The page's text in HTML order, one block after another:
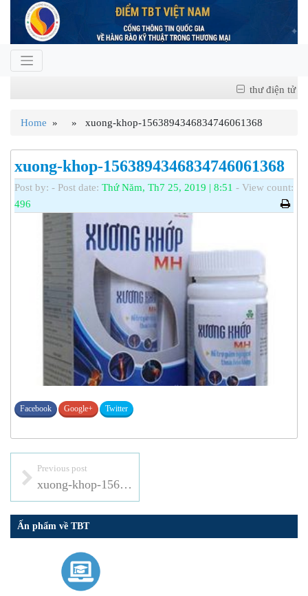
thư điện tử
Home » » xuong-khop-1563894346834746061368
xuong-khop-1563894346834746061368
Post by: - Post date: Thứ Năm, Th7 25, 2019 | 8:51 - View count:
496
Facebook Google+ Twitter
Previous post
xuong-khop-1563894346834746061368
Ấn phẩm về TBT